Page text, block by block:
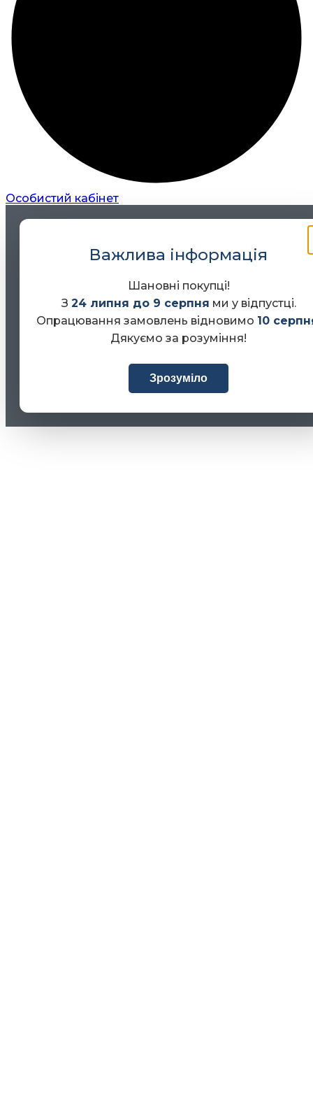
Особистий кабінет
Важлива інформація
Шановні покупці!
З 24 липня до 9 серпня ми у відпустці.
Опрацювання замовлень відновимо 10
Дякуємо за розуміння!
Зрозуміло